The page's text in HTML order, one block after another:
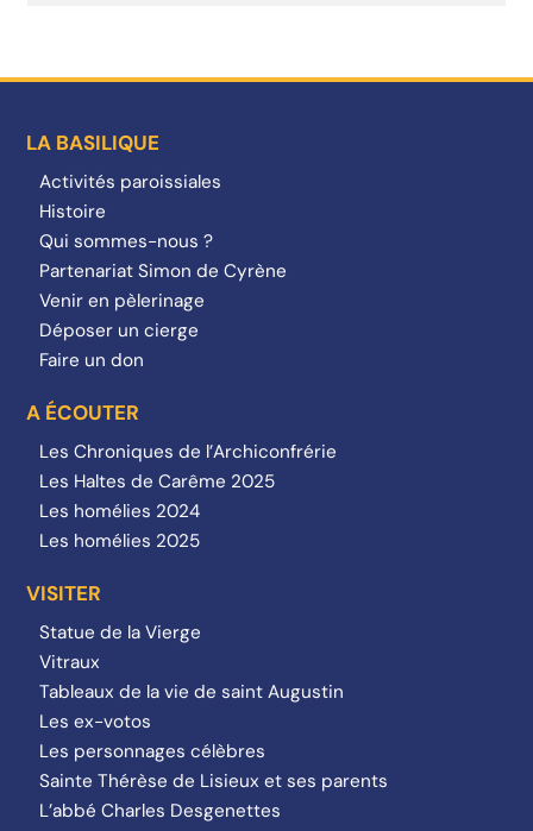
LA BASILIQUE
Activités paroissiales
Histoire
Qui sommes-nous ?
Partenariat Simon de Cyrène
Venir en pèlerinage
Déposer un cierge
Faire un don
A ÉCOUTER
Les Chroniques de l’Archiconfrérie
Les Haltes de Carême 2025
Les homélies 2024
Les homélies 2025
VISITER
Statue de la Vierge
Vitraux
Tableaux de la vie de saint Augustin
Les ex-votos
Les personnages célèbres
Sainte Thérèse de Lisieux et ses parents
L’abbé Charles Desgenettes